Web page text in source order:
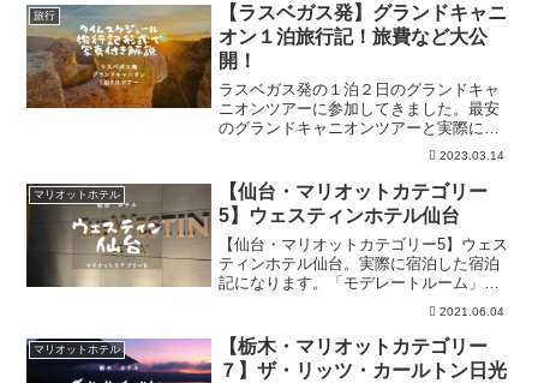
旅行
【ラスベガス発】グランドキャニ
オン１泊旅行記！旅費など大公
開！
ラスベガス発の１泊２日のグランドキャ
ニオンツアーに参加してきました。最安
のグランドキャニオンツアーと実際に参
加したツアーをまとめています。また、
ー内容を写真付きで解説しているので、
参考にしてください。
2023.03.14
マリオットホテル
【仙台・マリオットカテゴリー
5】ウェスティンホテル仙台
【仙台・マリオットカテゴリー5】ウェス
ティンホテル仙台。実際に宿泊した宿泊
記になります。「モデレートルーム」か
ら「デラックスルーム」へのランクアッ
プがあったり、大満足の宿泊になりまし
た。「客室」「朝食」「立地」「値段」
の４つの視点で徹底解説。
2021.06.04
マリオットホテル
【栃木・マリオットカテゴリー
７】ザ・リッツ・カールトン日光